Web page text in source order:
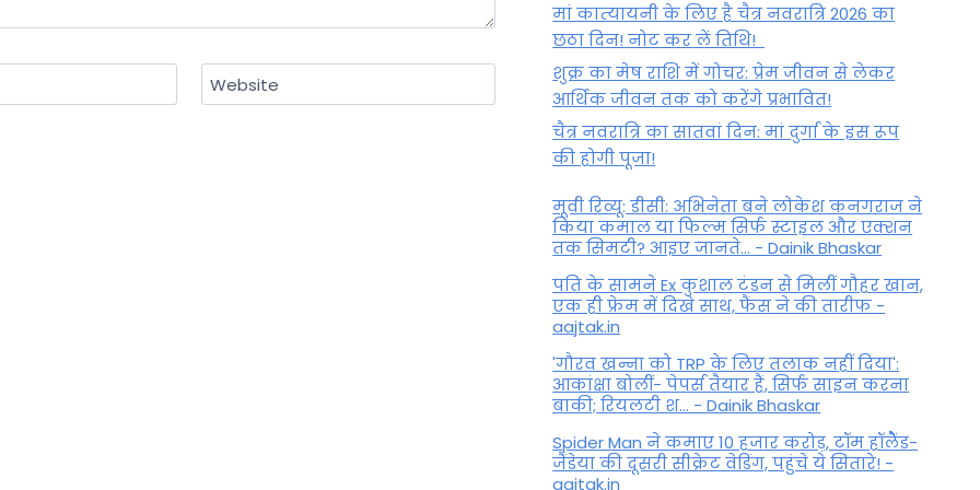
Website
मां कात्‍यायनी के लिए है चैत्र नवरात्रि 2026 का
छठा दिन! नोट कर लें तिथि!
शुक्र का मेष राशि में गोचर: प्रेम जीवन से लेकर
आर्थिक जीवन तक को करेंगे प्रभावित!
चैत्र नवरात्रि का सातवां दिन: मां दुर्गा के इस रूप
की होगी पूजा!
मूवी रिव्यू: डीसी: अभिनेता बने लोकेश कनगराज ने
किया कमाल या फिल्म सिर्फ स्टाइल और एक्शन
तक सिमटी? आइए जानते... - Dainik Bhaskar
पति के सामने Ex कुशाल टंडन से मिलीं गौहर खान,
एक ही फ्रेम में दिखे साथ, फैंस ने की तारीफ -
aajtak.in
'गौरव खन्ना को TRP के लिए तलाक नहीं दिया':
आकांक्षा बोलीं- पेपर्स तैयार हैं, सिर्फ साइन करना
बाकी; रियलटी श... - Dainik Bhaskar
Spider Man ने कमाए 10 हजार करोड़, टॉम हॉलैेंड-
जैंडेया की दूसरी सीक्रेट वेडिंग, पहुंचे ये सितारे! -
aajtak.in